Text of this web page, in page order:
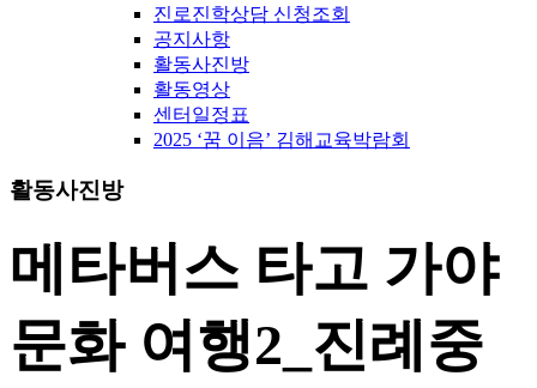
진로진학상담 신청조회
공지사항
활동사진방
활동영상
센터일정표
2025 ‘꿈 이음’ 김해교육박람회
활동사진방
메타버스 타고 가야
문화 여행2_진례중